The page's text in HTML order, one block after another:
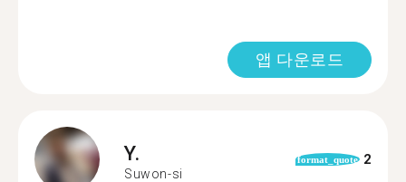
앱 다운로드
Y.
Suwon-si
format_quote 2